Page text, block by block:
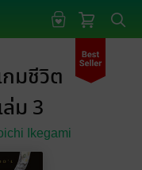
มชีวิต
ม 3
Ikegami